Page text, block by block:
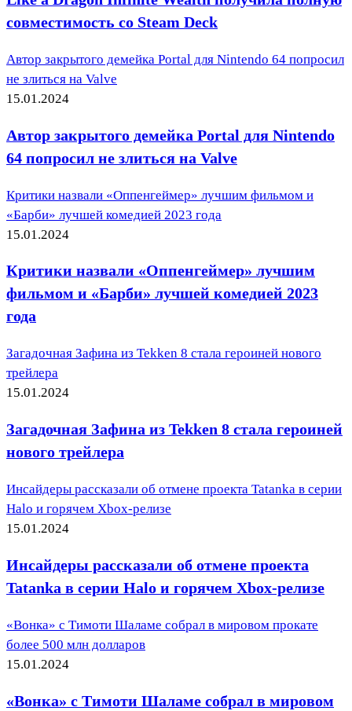
совместимость со Steam Deck
Автор закрытого демейка Portal для Nintendo 64 попросил
не злиться на Valve
15.01.2024
Автор закрытого демейка Portal для Nintendo
64 попросил не злиться на Valve
Критики назвали «Оппенгеймер» лучшим фильмом и
«Барби» лучшей комедией 2023 года
15.01.2024
Критики назвали «Оппенгеймер» лучшим
фильмом и «Барби» лучшей комедией 2023
года
Загадочная Зафина из Tekken 8 стала героиней нового
трейлера
15.01.2024
Загадочная Зафина из Tekken 8 стала героиней
нового трейлера
Инсайдеры рассказали об отмене проекта Tatanka в серии
Halo и горячем Xbox-релизе
15.01.2024
Инсайдеры рассказали об отмене проекта
Tatanka в серии Halo и горячем Xbox-релизе
«Вонка» с Тимоти Шаламе собрал в мировом прокате
более 500 млн долларов
15.01.2024
«Вонка» с Тимоти Шаламе собрал в мировом